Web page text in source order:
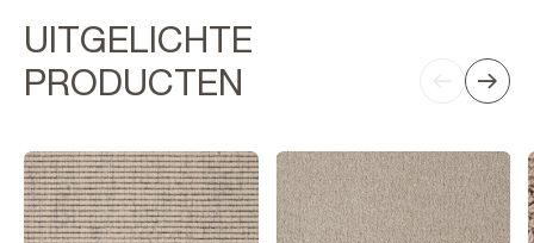
UITGELICHTE
PRODUCTEN